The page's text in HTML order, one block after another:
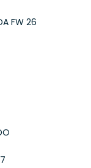
FW 26